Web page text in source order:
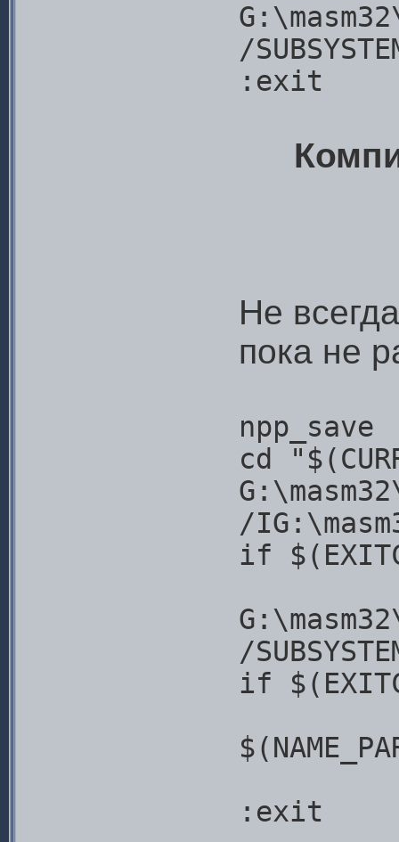
/
:exit
Не
пока не
npp_save
cd
/
if
/
if
:exit